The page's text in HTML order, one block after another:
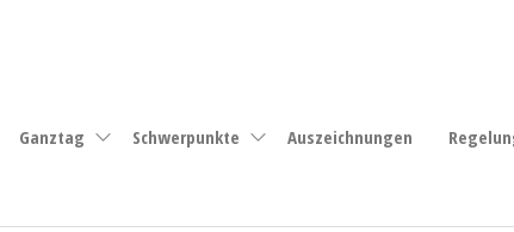
Ganztag Schwerpunkte Auszeichnungen